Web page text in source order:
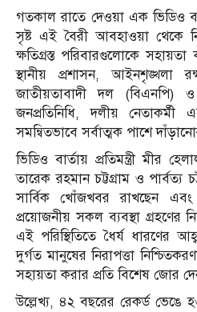
গতকাল রাতে দেওয়া এক ভিডিও
সৃষ্ট এই বৈরী আবহাওয়া থেকে
ক্ষতিগ্রস্ত পরিবারগুলোকে সহায়তা
স্থানীয় প্রশাসন, আইনশৃঙ্খলা
জাতীয়তাবাদী দল
জনপ্রতিনিধি, দলীয়
সমন্বিতভাবে সর্বাত্মক পাশে
ভিডিও বার্তায় প্রতিমন্ত্রী মীর
তারেক রহমান চট্টগ্রাম ও পার্বত্য
সার্বিক খোঁজখবর রাখছেন
প্রয়োজনীয় সকল ব্যবস্থা গ্রহণের
এই পরিস্থিতিতে ধৈর্য ধারণের
দুর্গত মানুষের নিরাপত্তা
সহায়তা করার প্রতি বিশেষ জোর
উল্লেখ্য, ৪২ বছরের রেকর্ড ভেঙে